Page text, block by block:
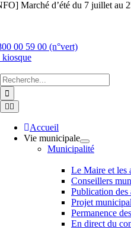
SkipMarché d’été du 7 juillet au
00 59 00 (n°vert)
kiosque
Chercher
:
Toggle
Navigation
Accueil
Vie municipale
Municipalité
Le Maire et les
Conseillers
Publication des
Projet
Permanence
En direct du